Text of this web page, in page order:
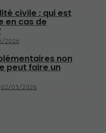
2026
civile : qui est
en cas de
02/03/2026
non
peut faire un